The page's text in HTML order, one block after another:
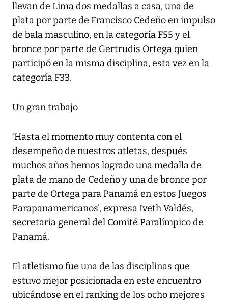
llevan de Lima dos medallas a casa, una de
plata por parte de Francisco Cedeño en impulso
de bala masculino, en la categoría F55 y el
bronce por parte de Gertrudis Ortega quien
participó en la misma disciplina, esta vez en la
categoría F33.
Un gran trabajo
‘Hasta el momento muy contenta con el
desempeño de nuestros atletas, después
muchos años hemos logrado una medalla de
plata de mano de Cedeño y una de bronce por
parte de Ortega para Panamá en estos Juegos
Parapanamericanos', expresa Iveth Valdés,
secretaria general del Comité Paralímpico de
Panamá.
El atletismo fue una de las disciplinas que
estuvo mejor posicionada en este encuentro
ubicándose en el ranking de los ocho mejores